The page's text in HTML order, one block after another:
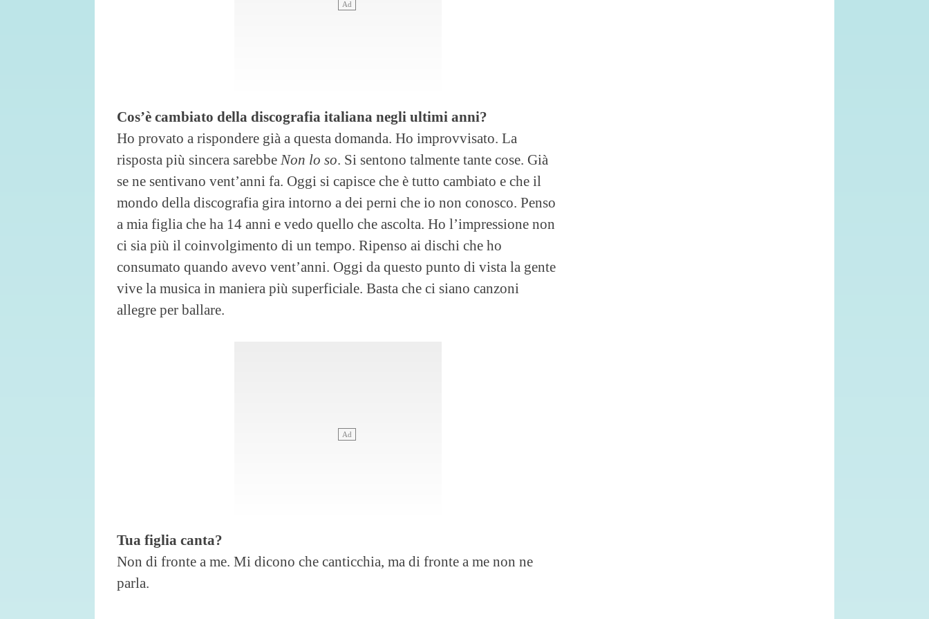
Cos’è cambiato della discografia italiana negli ultimi anni?
Ho provato a rispondere già a questa domanda. Ho improvvisato. La
risposta più sincera sarebbe Non lo so. Si sentono talmente tante cose. Già
se ne sentivano vent’anni fa. Oggi si capisce che è tutto cambiato e che il
mondo della discografia gira intorno a dei perni che io non conosco. Penso
a mia figlia che ha 14 anni e vedo quello che ascolta. Ho l’impressione non
ci sia più il coinvolgimento di un tempo. Ripenso ai dischi che ho
consumato quando avevo vent’anni. Oggi da questo punto di vista la gente
vive la musica in maniera più superficiale. Basta che ci siano canzoni
allegre per ballare.
Tua figlia canta?
Non di fronte a me. Mi dicono che canticchia, ma di fronte a me non ne
parla.